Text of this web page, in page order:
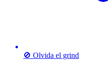
🚫 Olvida el grind